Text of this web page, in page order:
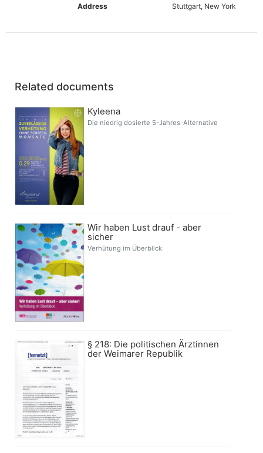
Address
Stuttgart, New York
Related documents
Kyleena
Die niedrig dosierte 5-Jahres-Alternative
Wir haben Lust drauf - aber
sicher
Verhütung im Überblick
§ 218: Die politischen Ärztinnen
der Weimarer Republik